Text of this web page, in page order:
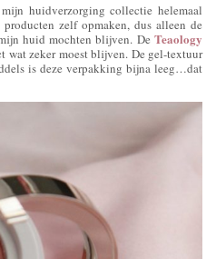
huidverzorging collectie helemaal
zelf opmaken, dus alleen de
huid mochten blijven. De Teaology
wat zeker moest blijven. De gel-textuur
is deze verpakking bijna leeg…dat